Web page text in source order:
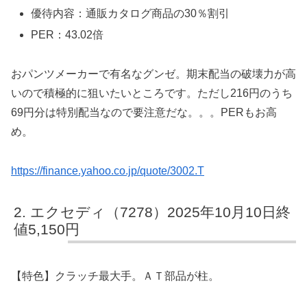
優待内容：通販カタログ商品の30％割引
PER：43.02倍
おパンツメーカーで有名なグンゼ。期末配当の破壊力が高
いので積極的に狙いたいところです。ただし216円のうち
69円分は特別配当なので要注意だな。。。PERもお高
め。
https://finance.yahoo.co.jp/quote/3002.T
エクセディ（7278）2025年10月10日終
値5,150円
【特色】クラッチ最大手。ＡＴ部品が柱。